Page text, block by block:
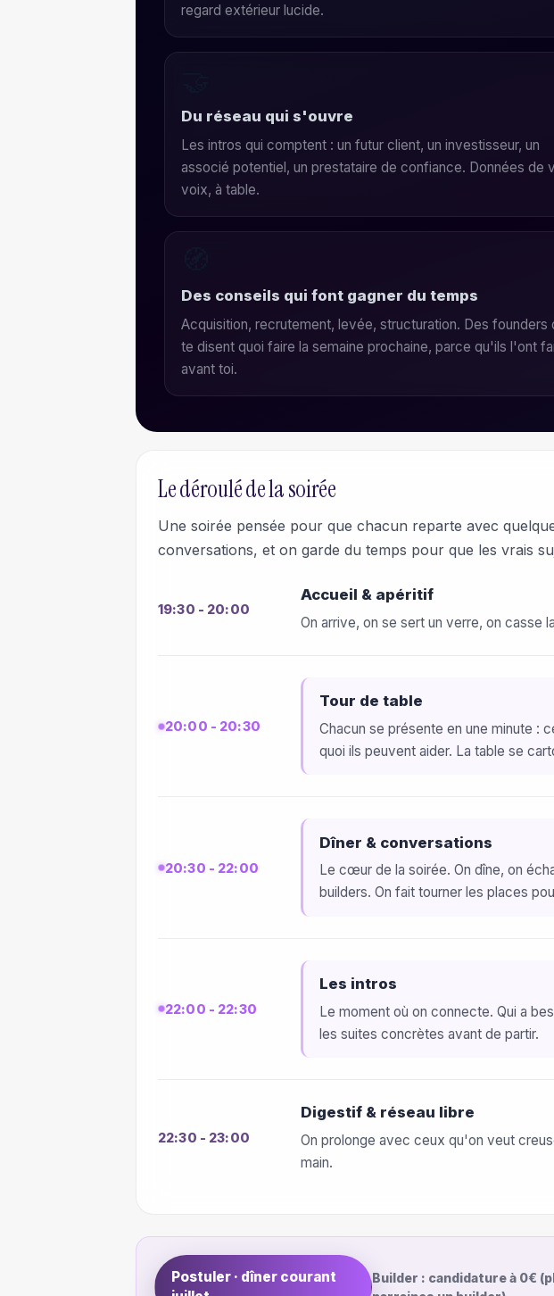
regard extérieur lucide.
Du réseau qui s'ouvre
Les intros qui comptent : un futur client, un investisseur, un
associé potentiel, un prestataire de confiance. Données de
voix, à table.
Des conseils qui font gagner du temps
Acquisition, recrutement, levée, structuration. Des founders
te disent quoi faire la semaine prochaine, parce qu'ils l'ont
avant toi.
Le déroulé de la soirée
Une soirée pensée pour que chacun reparte avec
conversations, et on garde du temps pour que les vrais
19:30 - 20:00
Accueil & apéritif
On arrive, on se sert un verre, on casse
20:00 - 20:30
Tour de table
Chacun se présente en une minute :
quoi ils peuvent aider. La table se
20:30 - 22:00
Dîner & conversations
Le cœur de la soirée. On dîne, on
builders. On fait tourner les places
22:00 - 22:30
Les intros
Le moment où on connecte. Qui a
les suites concrètes avant de partir.
22:30 - 23:00
Digestif & réseau libre
On prolonge avec ceux qu'on veut
main.
Postuler · dîner courant
Builder : candidature à 0€